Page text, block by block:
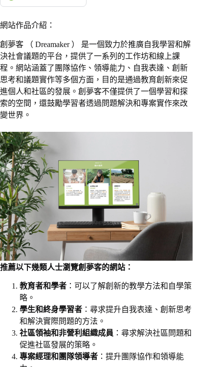
網站作品介紹：
創夢客 （ Dreamaker ） 是一個致力於推廣自我學習和解
決社會議題的平台，提供了一系列的工作坊和線上課
程。網站涵蓋了團隊協作、領導能力、自我表達、創新
思考和議題實作等多個方面，目的是通過教育創新來促
進個人和社區的發展。創夢客不僅提供了一個學習和探
索的空間，還鼓勵學習者透過問題解決和專案實作來改
變世界。
推薦以下幾類人士瀏覽創夢客的網站：
教育者和學者 ：可以了解創新的教學方法和自學策
略。
學生和終身學習者 ：尋求提升自我表達、創新思考
和解決實際問題的方法。
社區領袖和非營利組織成員 ：尋求解決社區問題和
促進社區發展的策略。
專案經理和團隊領導者 ：提升團隊協作和領導能